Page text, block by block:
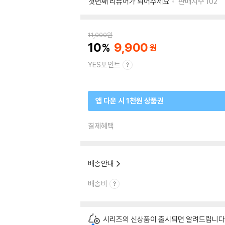
11,000원
10 9,900
YES포인트
앱 다운 시 1천원 상품권
결제혜택
배송안내
배송비
시리즈의 신상품이 출시되면 알려드립니